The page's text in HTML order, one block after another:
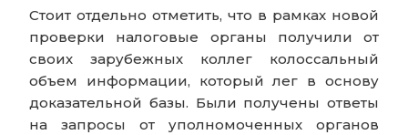
Стоит отдельно отметить, что в рамках новой
проверки налоговые органы получили от
своих зарубежных коллег колоссальный
объем информации, который лег в основу
доказательной базы. Были получены ответы
на запросы от уполномоченных органов